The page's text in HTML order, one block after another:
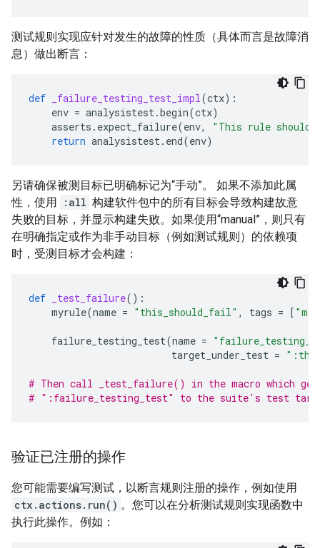
测试规则实现应针对发生的故障的性质（具体而言是故障消
息）做出断言：
def _failure_testing_test_impl(ctx):
env = analysistest.begin(ctx)
asserts . expect_failure(env,
"This rule should
return analysistest. end(env)
另请确保被测目标已明确标记为“手动”。 如果不添加此属
性，使用
:all 构建软件包中的所有目标会导致构建故意
失败的目标，并显示构建失败。如果使用“manual”，则只有
在明确指定或作为非手动目标（例如测试规则）的依赖项
时，受测目标才会构建：
def _test_failure():
myrule(name = "this_should_fail" , tags = [
failure_testing_test(name =
target_under_test =
# Then call _test_failure() in the macro which
# ":failure_testing_test" to the suite's test
验证已注册的操作
您可能需要编写测试，以断言规则注册的操作，例如使用
ctx.actions.run() 。您可以在分析测试规则实现函数中
执行此操作。例如：